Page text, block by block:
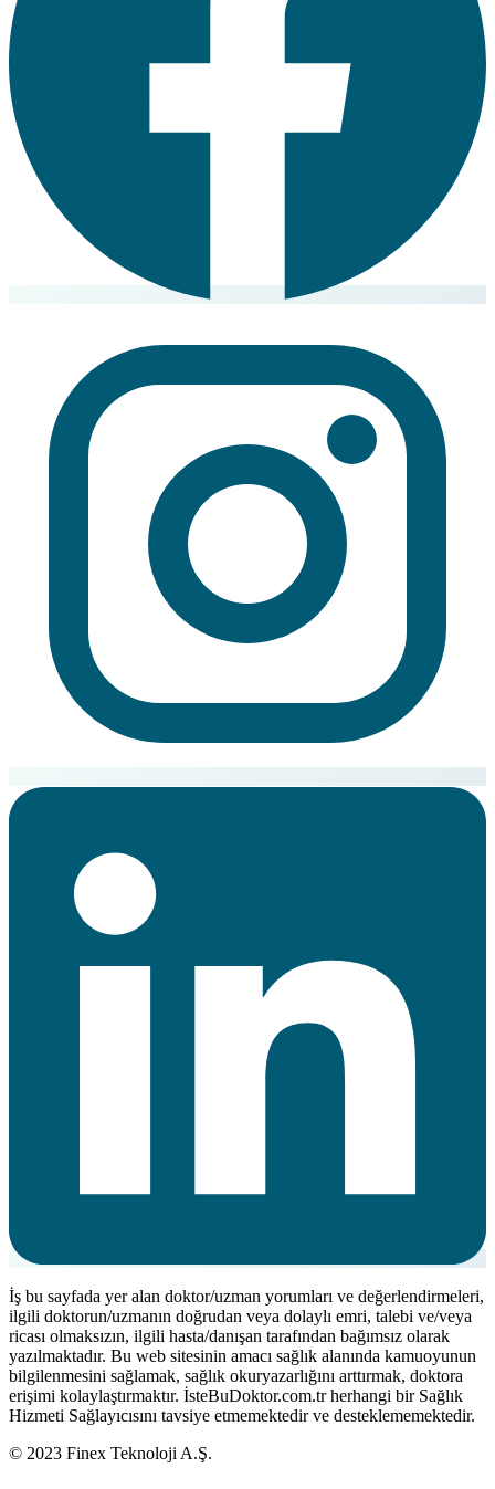
İş bu sayfada yer alan doktor/uzman yorumları ve değerlendirmeleri,
ilgili doktorun/uzmanın doğrudan veya dolaylı emri, talebi ve/veya
ricası olmaksızın, ilgili hasta/danışan tarafından bağımsız olarak
yazılmaktadır. Bu web sitesinin amacı sağlık alanında kamuoyunun
bilgilenmesini sağlamak, sağlık okuryazarlığını arttırmak, doktora
erişimi kolaylaştırmaktır. İsteBuDoktor.com.tr herhangi bir Sağlık
Hizmeti Sağlayıcısını tavsiye etmemektedir ve desteklememektedir.
© 2023 Finex Teknoloji A.Ş.